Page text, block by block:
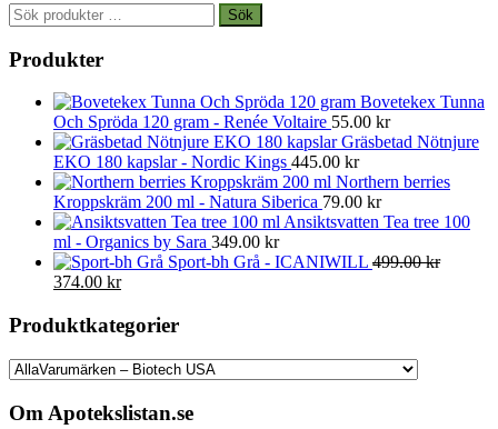
Sök
efter:
Sök
Produkter
Bovetekex Tunna
Och Spröda 120 gram - Renée Voltaire 55.00 kr
Gräsbetad Nötnjure
EKO 180 kapslar - Nordic Kings 445.00 kr
Northern berries
Kroppskräm 200 ml - Natura Siberica 79.00 kr
Ansiktsvatten Tea tree 100
ml - Organics by Sara 349.00 kr
Sport-bh Grå - ICANIWILL 499.00kr
Det
priset
499.00 kr.
374.00 krDet
priset
är:
374.00 kr.
Produktkategorier
Om Apotekslistan.se